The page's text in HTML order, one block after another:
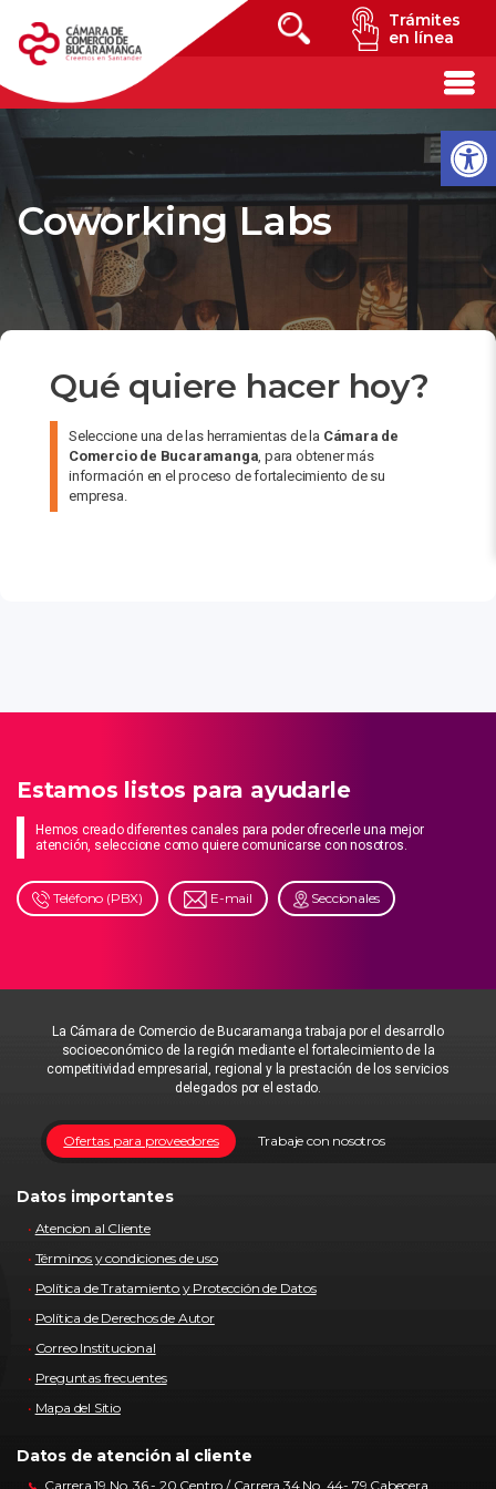
Trámites
en línea
Coworking Labs
Qué quiere hacer hoy?
Seleccione una de las herramientas de la Cámara de
Comercio de Bucaramanga, para obtener más
información en el proceso de fortalecimiento de su
empresa.
Estamos listos para ayudarle
Hemos creado diferentes canales para poder ofrecerle una mejor
atención, seleccione como quiere comunicarse con nosotros.
Teléfono (PBX) E-mail Seccionales
La Cámara de Comercio de Bucaramanga trabaja por el desarrollo
socioeconómico de la región mediante el fortalecimiento de la
competitividad empresarial, regional y la prestación de los servicios
delegados por el estado.
Trabaje con nosotros
Ofertas para proveedores
Datos importantes
Atencion al Cliente
Términos y condiciones de uso
Política de Tratamiento y Protección de Datos
Política de Derechos de Autor
Correo Institucional
Preguntas frecuentes
Mapa del Sitio
Datos de atención al cliente
Carrera 19 No. 36 - 20 Centro / Carrera 34 No. 44- 79 Cabecera